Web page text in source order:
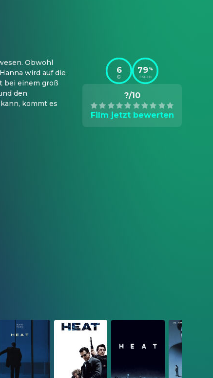
Obwohl
wird auf die
bei einem groß
den
kommt es
6 79%
TMDB
?/10
Film jetzt bewerten